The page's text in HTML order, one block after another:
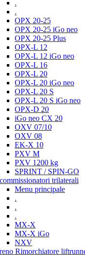
.
.
OPX 20-25
OPX 20-25 iGo neo
OPX 20-25 Plus
OPX-L 12
OPX-L 12 iGo neo
OPX-L 16
OPX-L 20
OPX-L 20 iGo neo
OPX-L 20 S
OPX-L 20 S iGo neo
OPX-D 20
iGo neo CX 20
OXV 07/10
OXV 08
EK-X 10
PXV M
PXV 1200 kg
SPRINT / SPIN-GO
trilaterali
Menu principale
.
.
.
MX-X
MX-X iGo
NXV
Rimorchiatore